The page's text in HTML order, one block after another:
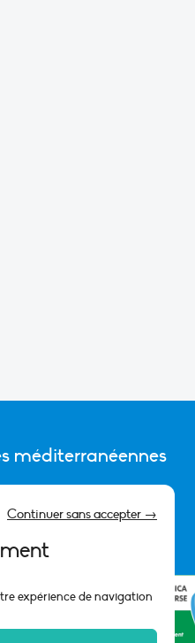
expérience de navigation
Continuer sans accepter →
méditerranéennes
PÔLE